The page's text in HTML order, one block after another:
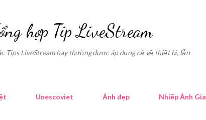
hợp Tip LiveStream
Tips LiveStream hay thường được áp dụng cả về thiết bị, lẫn
Unescoviet Ảnh đẹp Nhiếp Ảnh Gia